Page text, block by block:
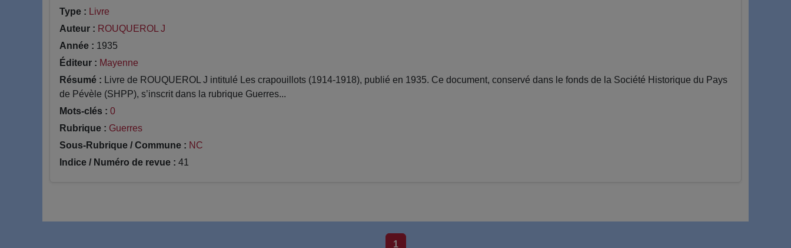
Type : Livre
Auteur : ROUQUEROL J
Année : 1935
Éditeur : Mayenne
Résumé : Livre de ROUQUEROL J intitulé Les crapouillots (1914-1918), publié en 1935. Ce document, conservé dans le fonds de la Société Historique du Pays
de Pévèle (SHPP), s’inscrit dans la rubrique Guerres...
Mots-clés : 0
Rubrique : Guerres
Sous-Rubrique / Commune : NC
Indice / Numéro de revue : 41
1